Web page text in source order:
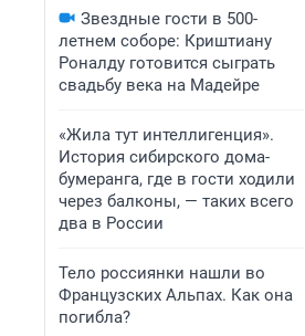
Звездные гости в 500-
летнем соборе: Криштиану
Роналду готовится сыграть
свадьбу века на Мадейре
«Жила тут интеллигенция».
История сибирского дома-
бумеранга, где в гости ходили
через балконы, — таких всего
два в России
Тело россиянки нашли во
Французских Альпах. Как она
погибла?